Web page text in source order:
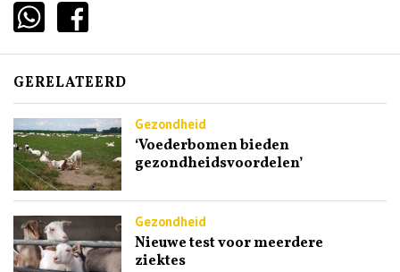
GERELATEERD
Gezondheid
‘Voederbomen bieden
gezondheidsvoordelen’
Gezondheid
Nieuwe test voor meerdere
ziektes